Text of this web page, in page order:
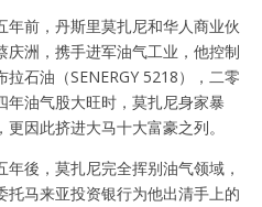
年前，丹斯里莫扎尼和华人商业伙
庆洲，携手进军油气工业，他控制
拉石油（SENERGY 5218），二零
年油气股大旺时，莫扎尼身家暴
更因此挤进大马十大富豪之列。
年後，莫扎尼完全挥别油气领域，
托马来亚投资银行为他出清手上的